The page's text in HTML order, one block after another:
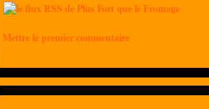
Mettre le premier commentaire